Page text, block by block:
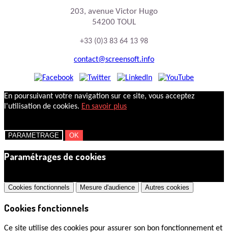
203, avenue Victor Hugo
54200 TOUL
+33 (0)3 83 64 13 98
contact@screensoft.info
En poursuivant votre navigation sur ce site, vous acceptez
l'utilisation de cookies. En savoir plus
PARAMETRAGE OK
Paramétrages de cookies
Cookies fonctionnels Mesure d'audience Autres cookies
Cookies fonctionnels
Ce site utilise des cookies pour assurer son bon fonctionnement et